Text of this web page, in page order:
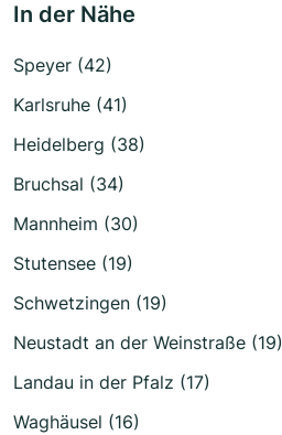
In der Nähe
Speyer (42)
Karlsruhe (41)
Heidelberg (38)
Bruchsal (34)
Mannheim (30)
Stutensee (19)
Schwetzingen (19)
Neustadt an der Weinstraße (19)
Landau in der Pfalz (17)
Waghäusel (16)